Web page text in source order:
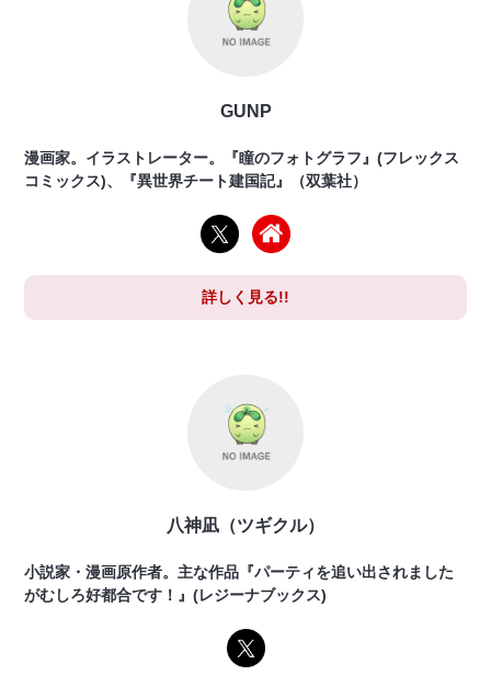
GUNP
漫画家。イラストレーター。『瞳のフォトグラフ』(フレックス
コミックス)、『異世界チート建国記』（双葉社）
詳しく見る!!
八神凪（ツギクル）
小説家・漫画原作者。主な作品『パーティを追い出されました
がむしろ好都合です！』(レジーナブックス)